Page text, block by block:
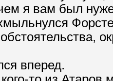
я вам был
вперед.